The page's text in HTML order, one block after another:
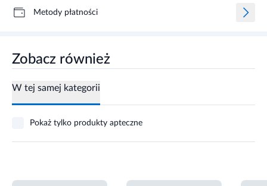
Metody płatności
Zobacz również
W tej samej kategorii
Pokaż tylko produkty apteczne